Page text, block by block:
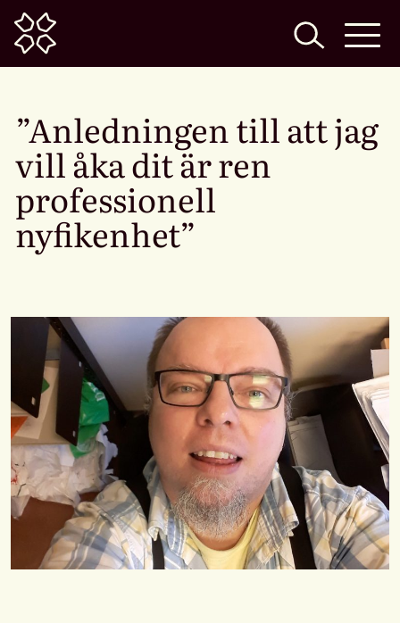
Home
”Anledningen till att jag
vill åka dit är ren
professionell
nyfikenhet”